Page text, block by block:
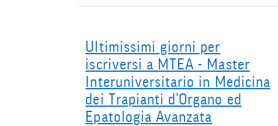
Ultimissimi giorni per
iscriversi a MTEA - Master
Interuniversitario in Medicina
dei Trapianti d’Organo ed
Epatologia Avanzata